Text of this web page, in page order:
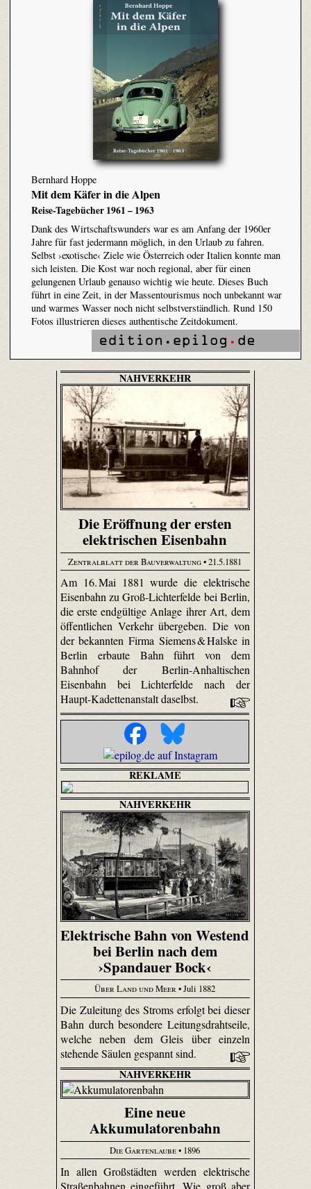
Bernhard Hoppe
Mit dem Käfer in die Alpen
Reise-Tagebücher 1961 – 1963
Dank des Wirtschaftswunders war es am Anfang der 1960er
Jahre für fast jedermann möglich, in den Urlaub zu fahren.
Selbst ›exotische‹ Ziele wie Österreich oder Italien konnte man
sich leisten. Die Kost war noch regional, aber für einen
gelungenen Urlaub genauso wichtig wie heute. Dieses Buch
führt in eine Zeit, in der Massentourismus noch unbekannt war
und warmes Wasser noch nicht selbstverständlich. Rund 150
Fotos illustrieren dieses authentische Zeitdokument.
NAHVERKEHR
Die Eröffnung der ersten
elektrischen Eisenbahn
Zentralblatt der Bauverwaltung• 21.5.1881
Am 16. Mai 1881 wurde die elektrische
Eisenbahn zu Groß-Lichterfelde bei Berlin,
die erste endgültige Anlage ihrer Art‚ dem
öffentlichen Verkehr übergeben. Die von
der bekannten Firma Siemens & Halske in
Berlin erbaute Bahn führt von dem
Bahnhof der Berlin-Anhaltischen
Eisenbahn bei Lichterfelde nach der
Haupt-Kadettenanstalt daselbst.
REKLAME
NAHVERKEHR
Elektrische Bahn von Westend
bei Berlin nach dem
›Spandauer Bock‹
Über Land und Meer• Juli 1882
Die Zuleitung des Stroms erfolgt bei dieser
Bahn durch besondere Leitungsdrahtseile,
welche neben dem Gleis über einzeln
stehende Säulen gespannt sind.
NAHVERKEHR
Eine neue
Akkumulatorenbahn
Die Gartenlaube• 1896
In allen Großstädten werden elektrische
Straßenbahnen eingeführt. Wie groß aber